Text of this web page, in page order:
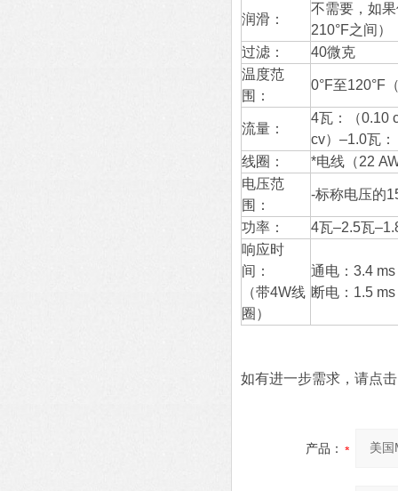
润滑：
不需要，如
210°F之间）
过滤：
40微克
温度范
围：
0°F至120°F
流量：
4瓦：（0.10
cv）–1.0瓦
线圈：
*电线（22
电压范
围：
-标称电压的
功率：
4瓦–2.5瓦
响应时
间：
（带4W线
圈）
通电：3.4 ms
断电：1.5 ms
如有进一步需求，请点
产品：